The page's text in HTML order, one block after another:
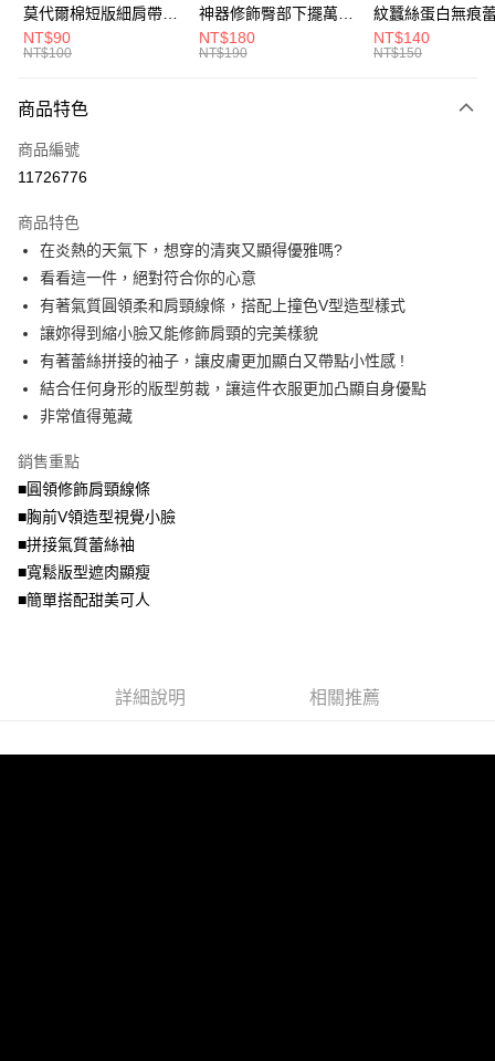
Google Pay
大哥付你分期
【大哥付你分期使用說明】
2.付款方式選擇「大哥付你分期」，訂單成立後會自動跳轉到大哥付的交易
流程，驗證手機門號後，選擇欲分期的期數、繳款截止日，確認付款後即完
3.實際核准額度、可分期數及費用金額請依後續交易確認頁面所載為準。
4.訂單成立30分鐘內，如未前往確認交易或遇審核未通過，訂單將自動取
消。如遇「轉專審核」未通過狀況，表示未達大哥付你分期系統評分，恕無
法說明評估內容。
1.分期款項不併入電信帳單，「大哥付你分期」於每月結算日後寄送繳費提
醒簡訊。
2.透過簡訊連結打開帳單後，可選擇「超商條碼／台灣大直營門市／銀行轉
帳／街口支付／iPASS MONEY」等通路繳費。
【注意事項】
用戶於交易時，得透過本服務購買商品或服務，並由商店將買賣／分期付款
買賣價金債權讓與本公司後，依約使用本公司帳單繳交帳款。
2.基於同意付款使用「大哥付你分期」之契約關係目的，商店將以您的個人
資料（包含姓名、電話或地址）提供予台灣大哥大進項蒐集、處理及利用，
3.完整用戶服務條款，請詳閱以下連結：
運送方式
全家取貨付款
每筆NT$70，滿NT$699(含以上)免運費
付款後全家取貨
7-11取貨付款
每筆NT$70，滿NT$799(含以上)免運費
每筆NT$70，滿NT$699(含以上)免運費
每筆NT$100，滿NT$1,000(含以上)免運費
莫代爾棉短版細肩帶素
色背心(白.黑.灰L-2L)-
U582眼圈熊中大尺碼
NT$90
NT$100
神器修飾臀部下擺萬用
內搭裙/遮臀裙(黑2L-
6L)-Q155眼圈熊中大
NT$180
NT$190
紋蠶絲蛋白無痕
角內褲(白.粉.藍.
3L)-L28眼圈熊中
NT$140
NT$150
商品特色
商品編號
11726776
商品特色
在炎熱的天氣下，想穿的清爽又顯得優雅嗎?
看看這一件，絕對符合你的心意
有著氣質圓領柔和肩頸線條，搭配上撞色V型造型樣式
讓妳得到縮小臉又能修飾肩頸的完美樣貌
有著蕾絲拼接的袖子，讓皮膚更加顯白又帶點小性感 !
結合任何身形的版型剪裁，讓這件衣服更加凸顯自身優點
非常值得蒐藏
銷售重點
■圓領修飾肩頸線條
■胸前V領造型視覺小臉
■拼接氣質蕾絲袖
■寬鬆版型遮肉顯瘦
■簡單搭配甜美可人
詳細說明 相關推薦